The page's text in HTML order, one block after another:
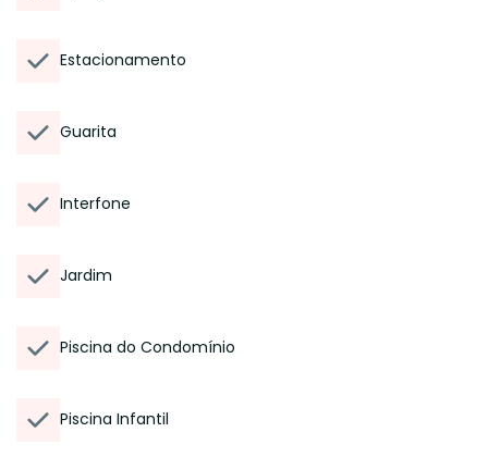
Estacionamento
Guarita
Interfone
Jardim
Piscina do Condomínio
Piscina Infantil